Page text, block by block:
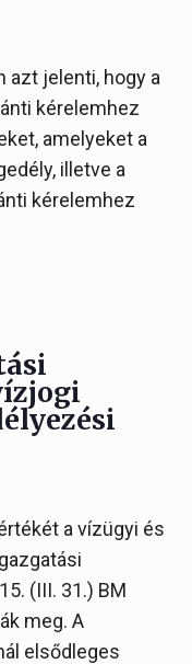
azt jelenti, hogy a
kérelemhez
amelyeket a
illetve a
kérelemhez
a vízügyi és
(III. 31.) BM
meg. A
elsődleges